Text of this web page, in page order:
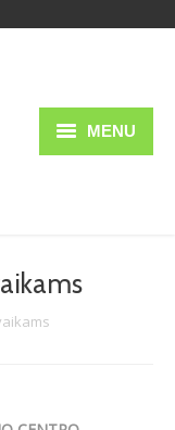
MENU